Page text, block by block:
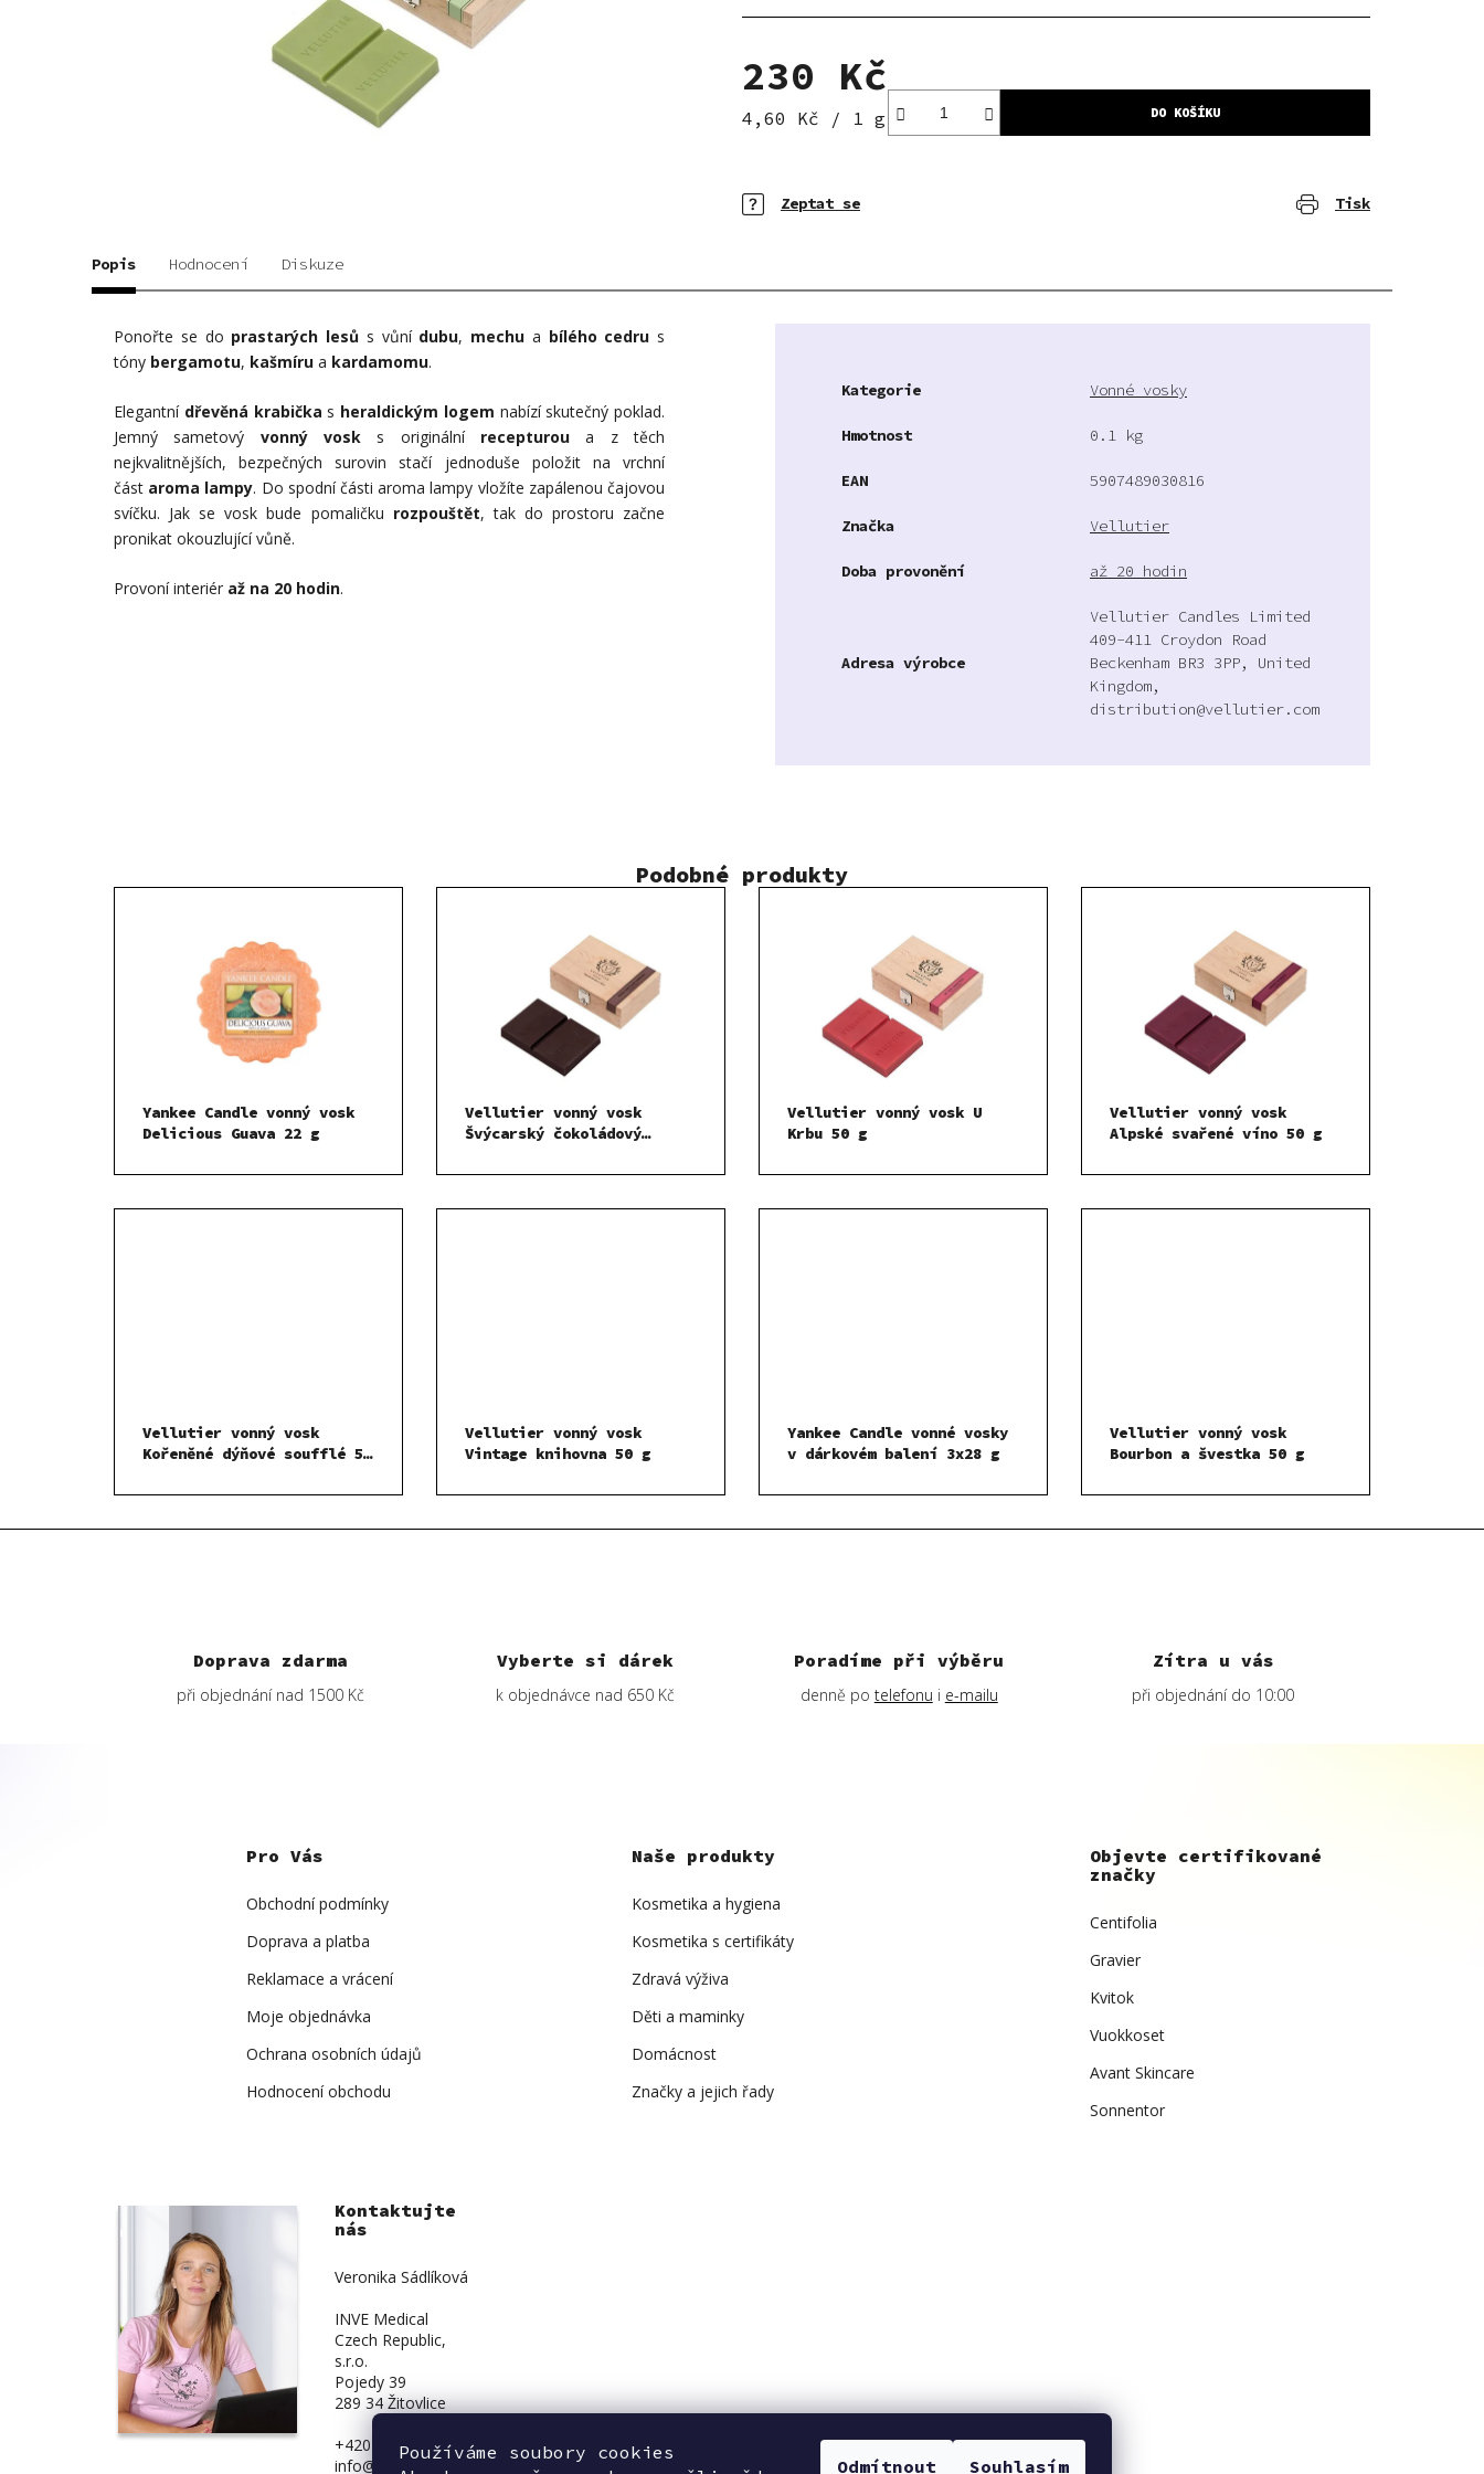
Používáme soubory cookies
Odmítnout Souhlasím
hvězdiček.
230 Kč
Měrná cena:
4,60 Kč / 1 g DO KOŠÍKU
Tisk
Zeptat se
Doprava zdarma
při objednání nad 1500 Kč
Vyberte si dárek
k objednávce nad 650 Kč
Poradíme při výběru
denně po telefonu i e-mailu
Zítra u vás
při objednání do 10:00
Popis Hodnocení Diskuze
Ponořte se do prastarých lesů s vůní dubu, mechu a bílého cedru s
tóny bergamotu, kašmíru a kardamomu.
Elegantní dřevěná krabička s heraldickým logem nabízí skutečný poklad.
Jemný sametový vonný vosk s originální recepturou a z těch
nejkvalitnějších, bezpečných surovin stačí jednoduše položit na vrchní
část aroma lampy. Do spodní části aroma lampy vložíte zapálenou čajovou
svíčku. Jak se vosk bude pomaličku rozpouštět, tak do prostoru začne
pronikat okouzlující vůně.
Provoní interiér až na 20 hodin.
Kategorie Vonné vosky
Hmotnost 0.1 kg
EAN 5907489030816
Značka Vellutier
Doba provonění až 20 hodin
Adresa výrobce
Vellutier Candles Limited
409-411 Croydon Road
Beckenham BR3 3PP, United
Kingdom,
distribution@vellutier.com
Podobné produkty
Yankee Candle vonný vosk
Delicious Guava 22 g
Vellutier vonný vosk
Švýcarský čokoládový
Vellutier vonný vosk U
Krbu 50 g
Vellutier vonný vosk
Alpské svařené víno 50 g
Vellutier vonný vosk
Kořeněné dýňové soufflé 50
Vellutier vonný vosk
Vintage knihovna 50 g
Yankee Candle vonné vosky
v dárkovém balení 3x28 g
Vellutier vonný vosk
Bourbon a švestka 50 g
Pro Vás
Obchodní podmínky
Doprava a platba
Reklamace a vrácení
Moje objednávka
Ochrana osobních údajů
Hodnocení obchodu
Naše produkty
Kosmetika a hygiena
Kosmetika s certifikáty
Zdravá výživa
Děti a maminky
Domácnost
Značky a jejich řady
Objevte certifikované
značky
Centifolia
Gravier
Kvitok
Vuokkoset
Avant Skincare
Sonnentor
Kontaktujte
nás
Veronika Sádlíková
INVE Medical
Czech Republic,
s.r.o.
Pojedy 39
289 34 Žitovlice
+420 734 839 831
info@inve-